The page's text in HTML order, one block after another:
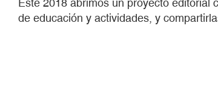
Este 2018 abrimos un proyecto editorial
de educación y actividades, y